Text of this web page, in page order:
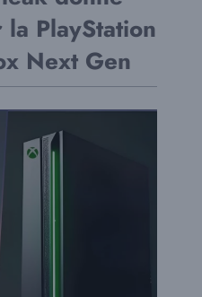
PlayStation
Next Gen